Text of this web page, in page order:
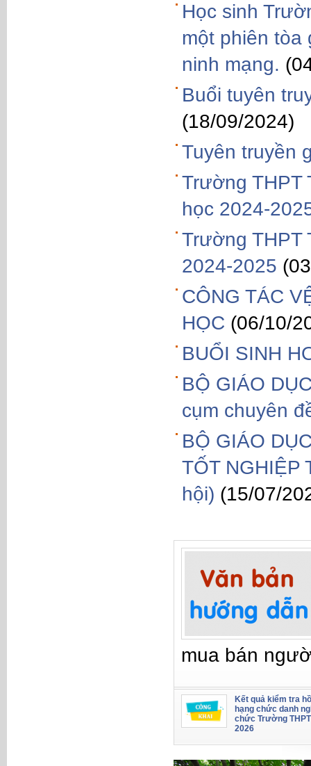
Học sinh
một phiên tòa
ninh mạng.
Buổi tuyên
(18/09/2024)
Tuyên truyền
Trường THPT
học 2024-
Trường THPT
2024-2025
CÔNG TÁC
HỌC (06/10/
BUỔI SINH
BỘ GIÁO
cụm chuyên
BỘ GIÁO
TỐT NGHIỆP
hội) (15/07/
mua bán
Kết quả kiểm tra
hạng chức danh
chức Trường
2026